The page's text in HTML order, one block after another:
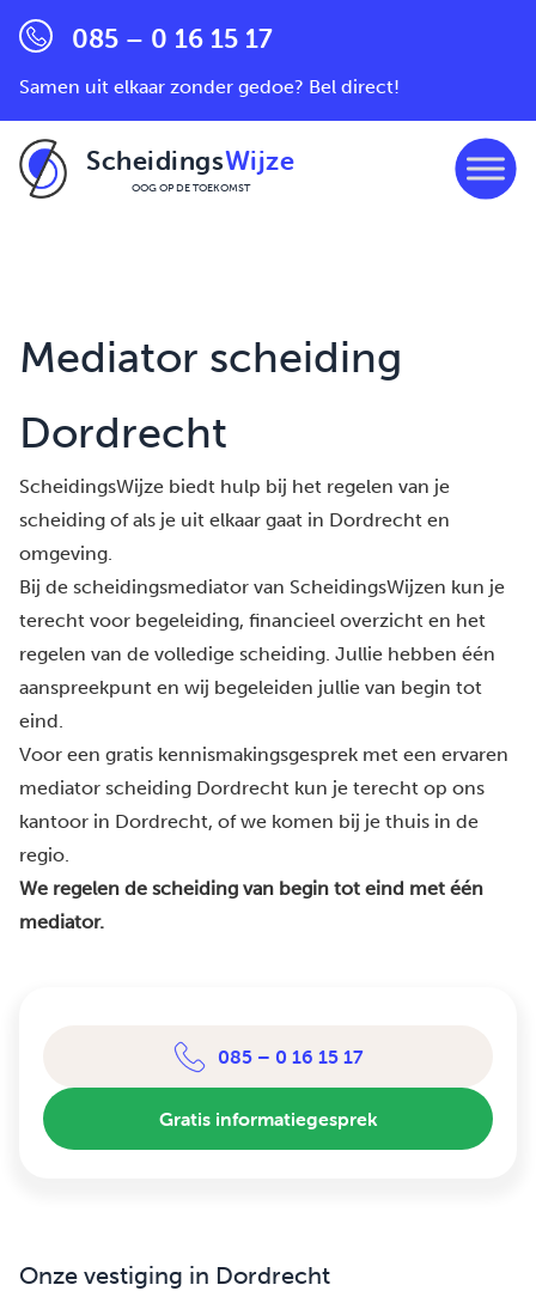
085 – 0 16 15 17
Samen uit elkaar zonder gedoe? Bel direct!
ScheidingsWijze
OOG OP DE TOEKOMST
Mediator scheiding
Dordrecht
ScheidingsWijze biedt hulp bij het regelen van je
scheiding of als je uit elkaar gaat in Dordrecht en
omgeving.
Bij de scheidingsmediator van ScheidingsWijzen kun je
terecht voor begeleiding, financieel overzicht en het
regelen van de volledige scheiding. Jullie hebben één
aanspreekpunt en wij begeleiden jullie van begin tot
eind.
Voor een gratis kennismakingsgesprek met een ervaren
mediator scheiding Dordrecht kun je terecht op ons
kantoor in Dordrecht, of we komen bij je thuis in de
regio.
We regelen de scheiding van begin tot eind met één
mediator.
085 – 0 16 15 17
Gratis informatiegesprek
Onze vestiging in Dordrecht